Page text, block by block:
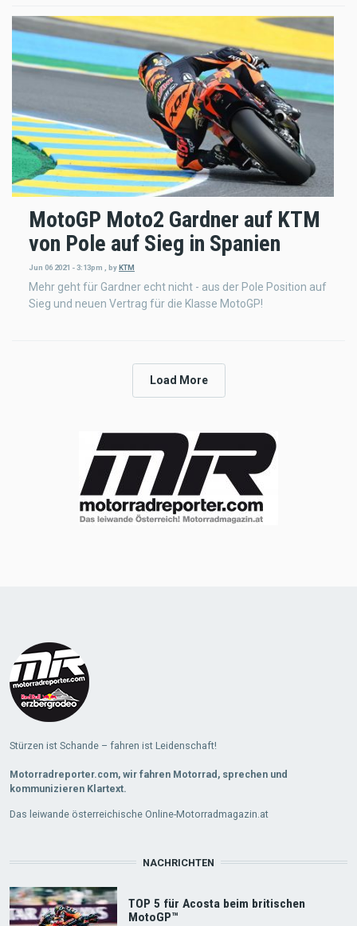
MotoGP Moto2 Gardner auf KTM
von Pole auf Sieg in Spanien
Jun 06 2021 - 3:13pm byKTM
Mehr geht für Gardner echt nicht - aus der Pole Position auf
Sieg und neuen Vertrag für die Klasse MotoGP!
Load More
Stürzen ist Schande – fahren ist Leidenschaft!
Motorradreporter.com, wir fahren Motorrad, sprechen und
kommunizieren Klartext.
Das leiwande österreichische Online-Motorradmagazin.at
NACHRICHTEN
TOP 5 für Acosta beim britischen
MotoGP™